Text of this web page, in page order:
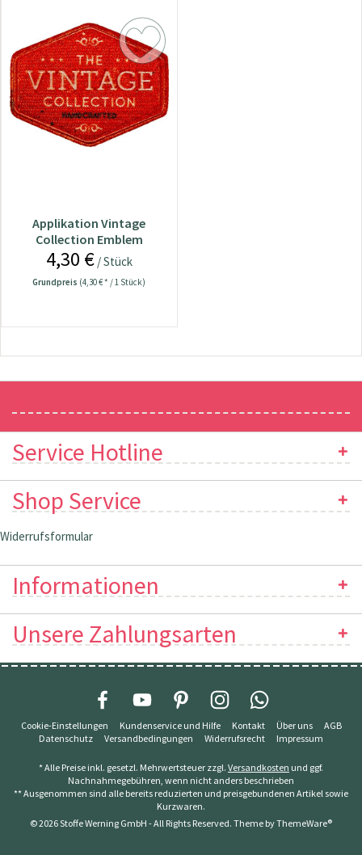
Applikation Vintage
Collection Emblem
4,30 €/ Stück
Grundpreis (4,30 € * / 1 Stück)
Service Hotline
Shop Service
Widerrufsformular
Informationen
Unsere Zahlungsarten
Cookie-Einstellungen Kundenservice und Hilfe Kontakt Über uns
AGB
Datenschutz
Versandbedingungen Widerrufsrecht Impressum
* Alle Preise inkl. gesetzl. Mehrwertsteuer zzgl. Versandkosten und ggf.
Nachnahmegebühren, wenn nicht anders beschrieben
** Ausgenommen sind alle bereits reduzierten und preisgebundenen Artikel sowie
Kurzwaren.
© 2026 Stoffe Werning GmbH - All Rights Reserved. Theme byThemeWare®